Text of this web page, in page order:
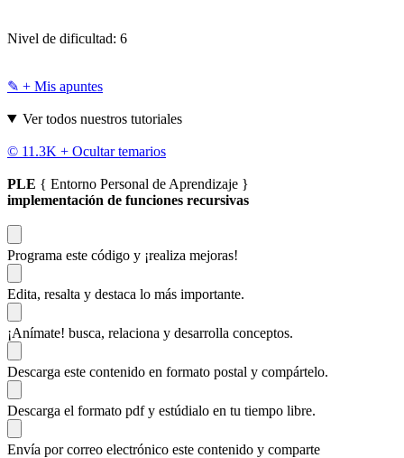
Nivel de dificultad: 6
✎ + Mis apuntes
Ver todos nuestros tutoriales
© 11.3K + Ocultar temarios
PLE { Entorno Personal de Aprendizaje }
implementación de funciones recursivas
Programa este código y ¡realiza mejoras!
Edita, resalta y destaca lo más importante.
¡Anímate! busca, relaciona y desarrolla conceptos.
Descarga este contenido en formato postal y compártelo.
Descarga el formato pdf y estúdialo en tu tiempo libre.
Envía por correo electrónico este contenido y comparte